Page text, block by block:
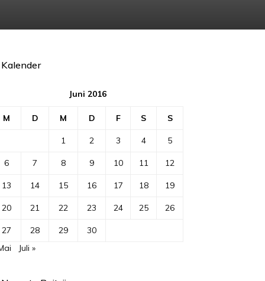
Kalender
Juni 2016
M D M D F S S
1 2 3 4 5
6 7 8 9 10 11 12
13 14 15 16 17 18 19
20 21 22 23 24 25 26
27 28 29
30
Juli »